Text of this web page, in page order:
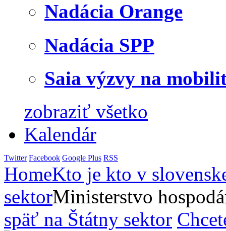
Nadácia Orange
Nadácia SPP
Saia výzvy na
zobraziť všetko
Kalendár
Twitter Facebook Google Plus RSS
HomeKto je kto v
sektorMinisterstvo
späť na Štátny sektor